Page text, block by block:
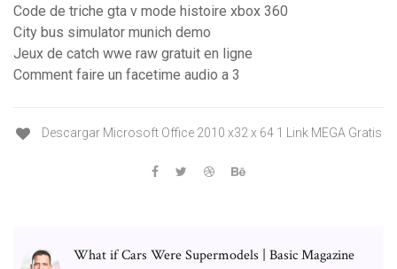
Code de triche gta v mode histoire xbox 360
City bus simulator munich demo
Jeux de catch wwe raw gratuit en ligne
Comment faire un facetime audio a 3
Descargar Microsoft Office 2010 x32 x 64 1 Link MEGA Gratis
What if Cars Were Supermodels | Basic Magazine